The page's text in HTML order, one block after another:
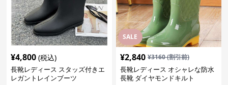
¥4,800 (税込)
長靴レディース スタッズ付きエ
レガントレインブーツ
SALE
¥2,840 ¥3160(割引前)
長靴レディース オシャレな防水
長靴 ダイヤモンドキルト